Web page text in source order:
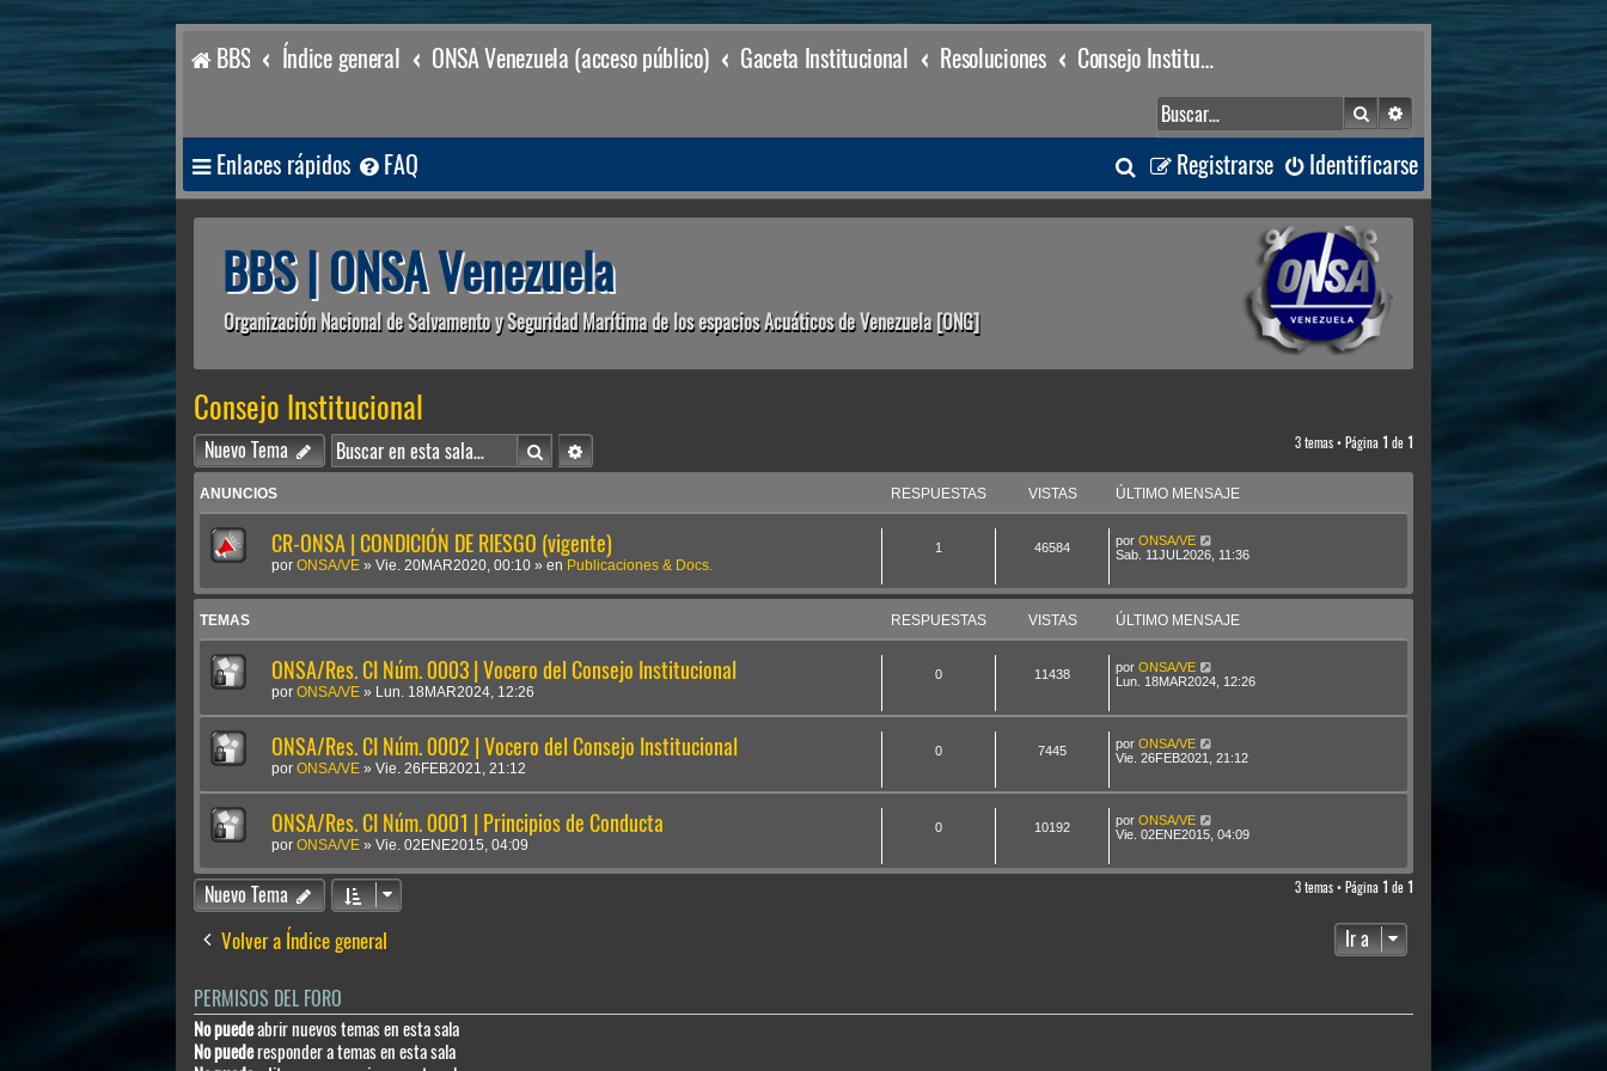
BBS Índice general ONSA Venezuela (acceso público) Gaceta Institucional Resoluciones Consejo Institucional
BuscarBúsqueda avanzada
Enlaces rápidos FAQ Identificarse
Registrarse
B
u
a
BBS | ONSA Venezuela
Organización Nacional de Salvamento y Seguridad Marítima de los espacios Acuáticos de Venezuela [ONG]
Consejo Institucional
Nuevo Tema BuscarBúsqueda avanzada 3 temas • Página 1 de 1
ANUNCIOS RESPUESTAS VISTAS ÚLTIMO MENSAJE
CR-ONSA | CONDICIÓN DE RIESGO (vigente)
por ONSA/VE » Vie. 20MAR2020, 00:10 » en Publicaciones & Docs.
1 46584 por ONSA/VE
Sab. 11JUL2026, 11:36
TEMAS RESPUESTAS VISTAS ÚLTIMO MENSAJE
ONSA/Res. CI Núm. 0003 | Vocero del Consejo Institucional
por ONSA/VE » Lun. 18MAR2024, 12:26
0 11438 por ONSA/VE
Lun. 18MAR2024, 12:26
ONSA/Res. CI Núm. 0002 | Vocero del Consejo Institucional
por ONSA/VE » Vie. 26FEB2021, 21:12
0 7445 por ONSA/VE
Vie. 26FEB2021, 21:12
ONSA/Res. CI Núm. 0001 | Principios de Conducta
por ONSA/VE » Vie. 02ENE2015, 04:09
0 10192 por ONSA/VE
Vie. 02ENE2015, 04:09
Nuevo Tema 3 temas • Página 1 de 1
Volver a Índice general Ir a
PERMISOS DEL FORO
No puedeabrir nuevos temas en esta sala
No puederesponder a temas en esta sala